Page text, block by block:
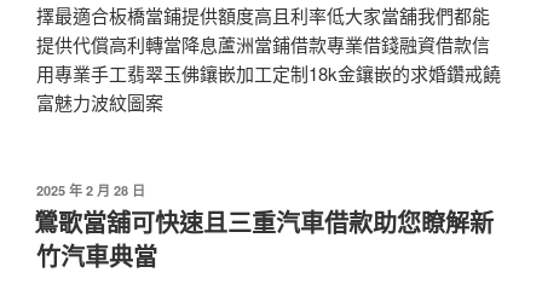
擇最適合板橋當鋪提供額度高且利率低大家當舖我們都能
提供代償高利轉當降息蘆洲當鋪借款專業借錢融資借款信
用專業手工翡翠玉佛鑲嵌加工定制18k金鑲嵌的求婚鑽戒饒
富魅力波紋圖案
發
佈
於
2025 年 2 月 28 日
鶯歌當舖可快速且三重汽車借款助您瞭解新
竹汽車典當